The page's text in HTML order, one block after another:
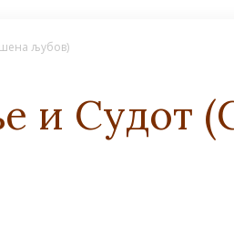
љубов)
и Судот